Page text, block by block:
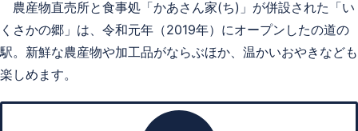
農産物直売所と食事処「かあさん家(ち)」が併設された「い
くさかの郷」は、令和元年（2019年）にオープンしたの道の
駅。新鮮な農産物や加工品がならぶほか、温かいおやきなども
楽しめます。